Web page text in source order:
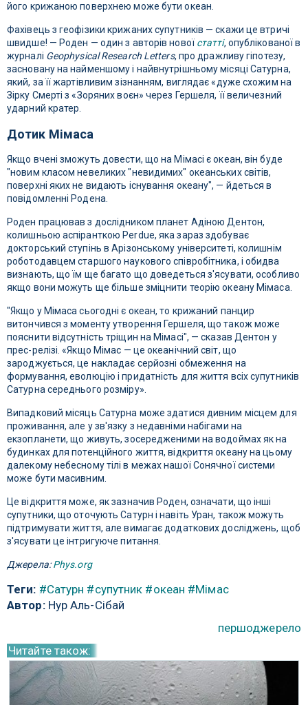
його крижаною поверхнею може бути океан.
Фахівець з геофізики крижаних супутників — скажи це втричі
швидше! — Роден — один з авторів нової статті, опублікованої в
журналі Geophysical Research Letters, про дражливу гіпотезу,
засновану на найменшому і найвнутрішньому місяці Сатурна,
який, за її жартівливим зізнанням, виглядає «дуже схожим на
Зірку Смерті з «Зоряних воєн» через Гершеля, її величезний
ударний кратер.
Дотик Мімаса
Якщо вчені зможуть довести, що на Мімасі є океан, він буде
"новим класом невеликих "невидимих" океанських світів,
поверхні яких не видають існування океану", — йдеться в
повідомленні Родена.
Роден працював з дослідником планет Адіною Дентон,
колишньою аспіранткою Perdue, яка зараз здобуває
докторський ступінь в Арізонському університеті, колишнім
роботодавцем старшого наукового співробітника, і обидва
визнають, що їм ще багато що доведеться з'ясувати, особливо
якщо вони можуть ще більше зміцнити теорію океану Мімаса.
"Якщо у Мімаса сьогодні є океан, то крижаний панцир
витончився з моменту утворення Гершеля, що також може
пояснити відсутність тріщин на Мімасі", — сказав Дентон у
прес-релізі. «Якщо Мімас — це океанічний світ, що
зароджується, це накладає серйозні обмеження на
формування, еволюцію і придатність для життя всіх супутників
Сатурна середнього розміру».
Випадковий місяць Сатурна може здатися дивним місцем для
проживання, але у зв'язку з недавніми набігами на
екзопланети, що живуть, зосередженими на водоймах як на
будинках для потенційного життя, відкриття океану на цьому
далекому небесному тілі в межах нашої Сонячної системи
може бути масивним.
Це відкриття може, як зазначив Роден, означати, що інші
супутники, що оточують Сатурн і навіть Уран, також можуть
підтримувати життя, але вимагає додаткових досліджень, щоб
з'ясувати це інтригуюче питання.
Джерела:Phys.org
Теги: #Сатурн #супутник #океан #Мімас
Автор:Нур Аль-Сібай
першоджерело
Читайте також: